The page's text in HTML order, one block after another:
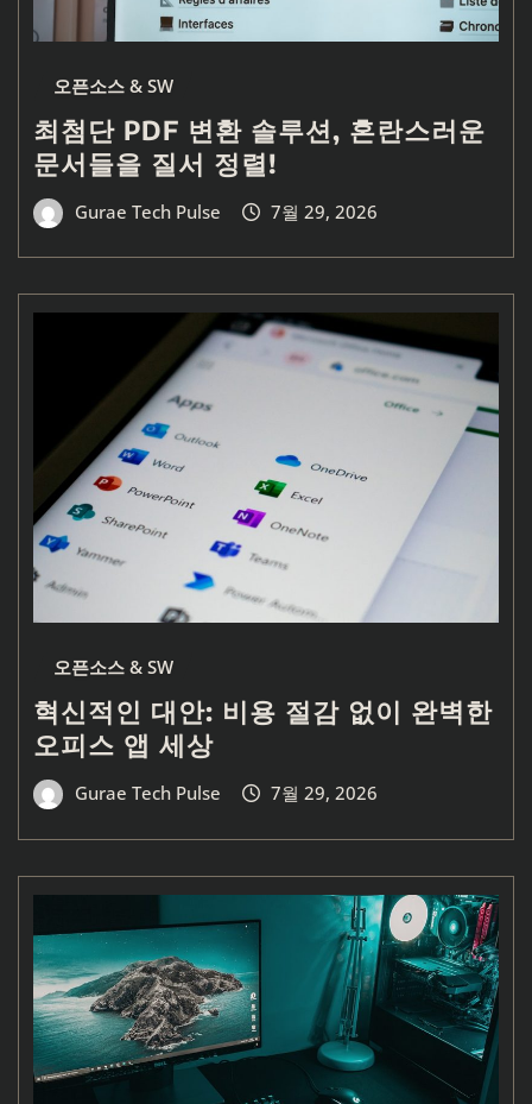
오픈소스 & SW
최첨단 PDF 변환 솔루션, 혼란스러운
문서들을 질서 정렬!
Gurae Tech Pulse 7월 29, 2026
오픈소스 & SW
혁신적인 대안: 비용 절감 없이 완벽한
오피스 앱 세상
Gurae Tech Pulse 7월 29, 2026